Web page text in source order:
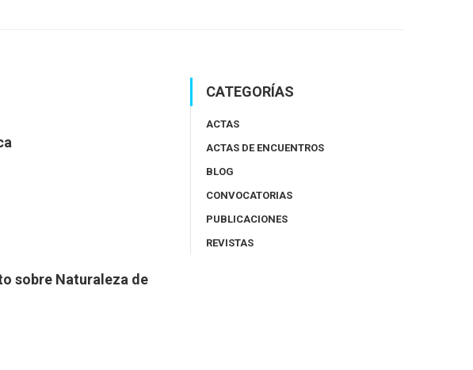
sobre Naturaleza de
CATEGORÍAS
ACTAS
ACTAS DE ENCUENTROS
BLOG
CONVOCATORIAS
PUBLICACIONES
REVISTAS